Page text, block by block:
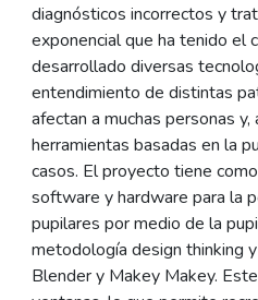
diagnósticos incorrectos y
exponencial que ha tenido el
desarrollado diversas
entendimiento de distintas
afectan a muchas personas y,
herramientas basadas en la
casos. El proyecto tiene
software y hardware para la
pupilares por medio de la
metodología design thinking
Blender y Makey Makey.